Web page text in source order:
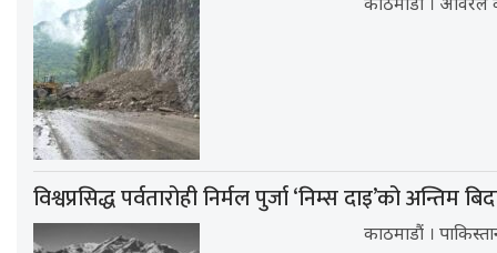
काठमाडौं । अविरल
विश्वप्रसिद्ध पर्वतारोही निर्मल पुर्जा ‘निम्स दाइ’को अन्तिम
काठमाडौं ।